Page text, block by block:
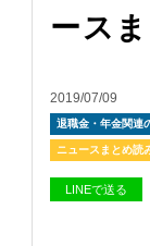
ース
2019/07/09
退職金・年金関連
ニュースまとめ読
LINEで送る